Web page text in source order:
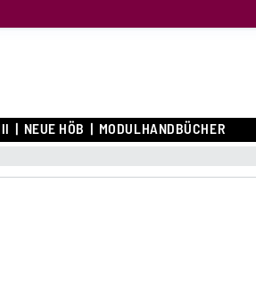
NEUE HÖB MODULHANDBÜCHER